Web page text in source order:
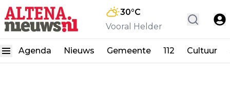
30°C
Vooral Helder
Agenda Nieuws Gemeente 112 Cultuur